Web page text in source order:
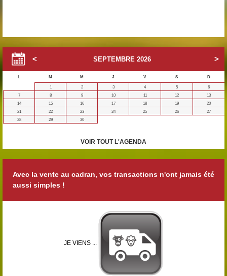
SEPTEMBRE 2026
L M M J V S
D
1
2 3 4 5
6
7
8 9 10 11 12
13
14
15 16 17 18 19
20
21
22 23 24 25 26
27
28
29 30
VOIR TOUT L'AGENDA
Avec la vente au cadran, vos transactions n'ont jamais été
aussi simples !
JE VIENS ...